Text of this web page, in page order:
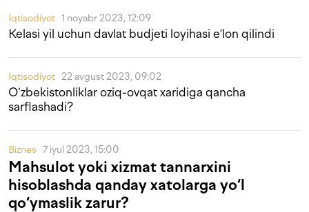
Iqtisodiyot 1 noyabr 2023, 12:09
Kelasi yil uchun davlat budjeti loyihasi e’lon qilindi
Iqtisodiyot 22 avgust 2023, 09:02
O‘zbekistonliklar oziq-ovqat xaridiga qancha
sarflashadi?
Biznes 7 iyul 2023, 15:00
Mahsulot yoki xizmat tannarxini
hisoblashda qanday xatolarga yo‘l
qo‘ymaslik zarur?